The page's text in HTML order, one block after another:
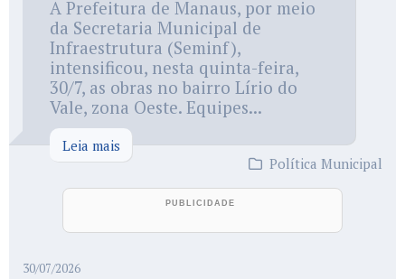
A Prefeitura de Manaus, por meio
da Secretaria Municipal de
Infraestrutura (Seminf),
intensificou, nesta quinta-feira,
30/7, as obras no bairro Lírio do
Vale, zona Oeste. Equipes...
Leia mais
Política Municipal
30/07/2026